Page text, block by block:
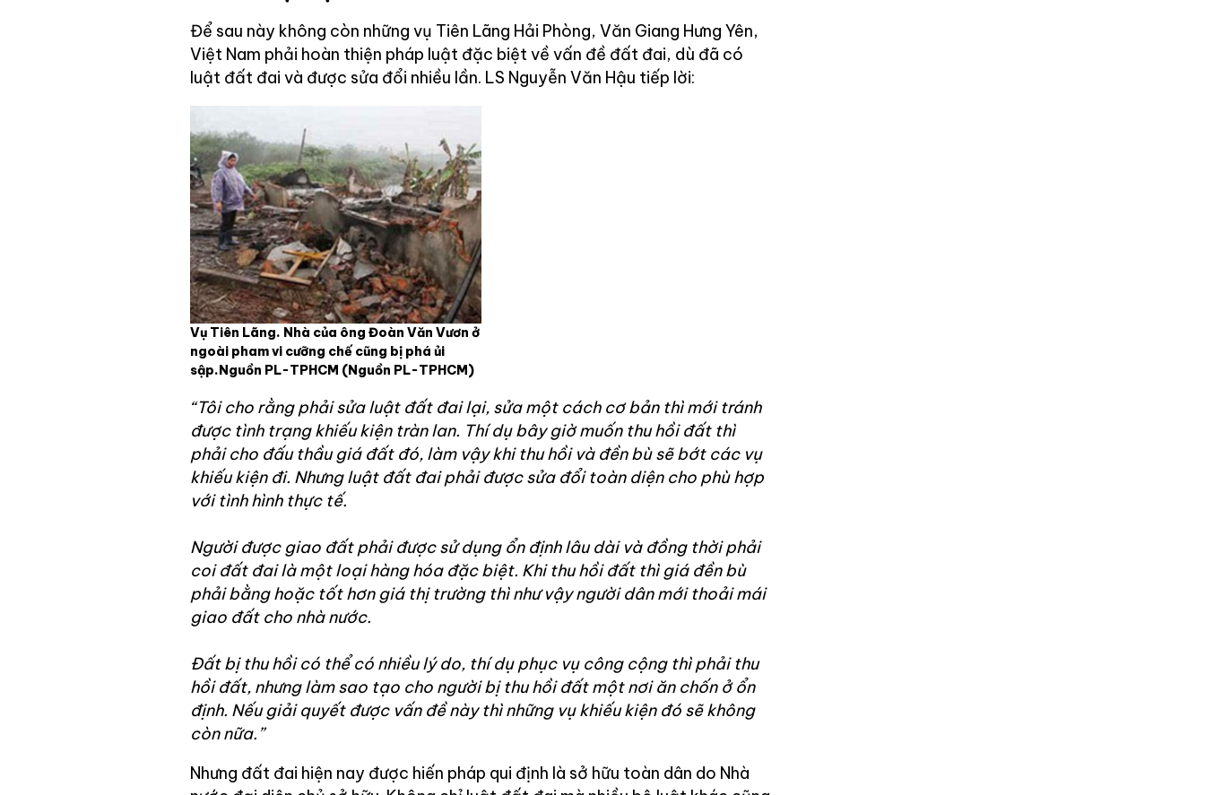
Để sau này không còn những vụ Tiên Lãng Hải Phòng, Văn Giang Hưng Yên,
Việt Nam phải hoàn thiện pháp luật đặc biệt về vấn đề đất đai, dù đã có
luật đất đai và được sửa đổi nhiều lần. LS Nguyễn Văn Hậu tiếp lời:
Vụ Tiên Lãng. Nhà của ông Đoàn Văn Vươn ở
ngoài pham vi cưỡng chế cũng bị phá ủi
sập.Nguồn PL-TPHCM (Nguồn PL-TPHCM)
“Tôi cho rằng phải sửa luật đất đai lại, sửa một cách cơ bản thì mới tránh
được tình trạng khiếu kiện tràn lan. Thí dụ bây giờ muốn thu hồi đất thì
phải cho đấu thầu giá đất đó, làm vậy khi thu hồi và đền bù sẽ bớt các vụ
khiếu kiện đi. Nhưng luật đất đai phải được sửa đổi toàn diện cho phù hợp
với tình hình thực tế.
Người được giao đất phải được sử dụng ổn định lâu dài và đồng thời phải
coi đất đai là một loại hàng hóa đặc biệt. Khi thu hồi đất thì giá đền bù
phải bằng hoặc tốt hơn giá thị trường thì như vậy người dân mới thoải mái
giao đất cho nhà nước.
Đất bị thu hồi có thể có nhiều lý do, thí dụ phục vụ công cộng thì phải thu
hồi đất, nhưng làm sao tạo cho người bị thu hồi đất một nơi ăn chốn ở ổn
định. Nếu giải quyết được vấn đề này thì những vụ khiếu kiện đó sẽ không
còn nữa.”
Nhưng đất đai hiện nay được hiến pháp qui định là sở hữu toàn dân do Nhà